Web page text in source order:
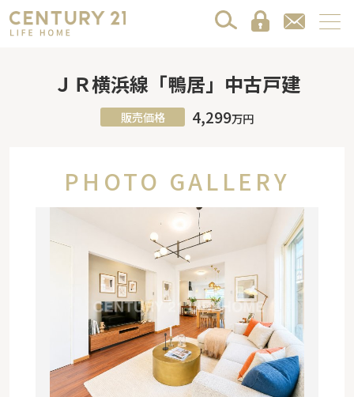
ＪＲ横浜線「鴨居」中古戸建
販売価格 4,299万円
PHOTO GALLERY